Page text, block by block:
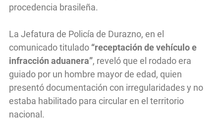
procedencia brasileña.
La Jefatura de Policía de Durazno, en el
comunicado titulado “receptación de vehículo e
infracción aduanera”, reveló que el rodado era
guiado por un hombre mayor de edad, quien
presentó documentación con irregularidades y no
estaba habilitado para circular en el territorio
nacional.